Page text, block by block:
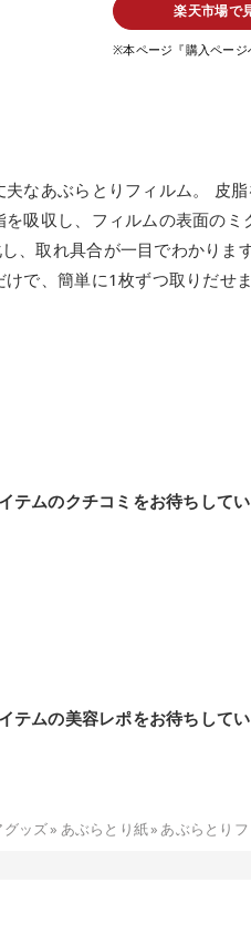
楽天市場で
※本ページ『購入ページ
なあぶらとりフィルム。 皮
吸収し、フィルムの表面の
、取れ具合が一目でわかりま
で、簡単に1枚ずつ取りだせま
テムのクチコミをお待ちしてい
テムの美容レポをお待ちしてい
グッズ» あぶらとり紙» あぶらとり